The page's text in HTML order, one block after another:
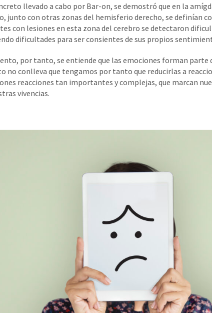
llevado a cabo por Bar-on, se demostró que en la
junto con otras zonas del hemisferio derecho, se definían
con lesiones en esta zona del cerebro se detectaron
dificultades para ser consientes de sus propios
por tanto, se entiende que las emociones forman parte
no conlleva que tengamos por tanto que reducirlas a
reacciones tan importantes y complejas, que marcan
vivencias.